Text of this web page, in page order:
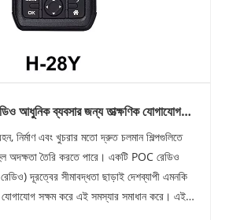
আধুনিক ব্যবসার জন্য তাত্ক্ষণিক যোগাযোগ
নির্মাণ এবং খুচরার মতো দ্রুত চলমান শিল্পগুলিতে
অদক্ষতা তৈরি করতে পারে। একটি POC রেডিও
দূরত্বের সীমাবদ্ধতা ছাড়াই দেশব্যাপী এমনকি
যোগাযোগ সক্ষম করে এই সমস্যার সমাধান করে। এই